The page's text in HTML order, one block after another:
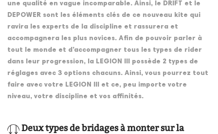
une qualité en vague incomparable. Ainsi, le DRIFT et le
DEPOWER sont les éléments clés de ce nouveau kite qui
ravira les experts de la discipline et rassurera et
accompagnera les plus novices. Afin de pouvoir parler à
tout le monde et d’accompagner tous les types de rider
dans leur progression, la LEGION III possède 2 types de
réglages avec 3 options chacuns. Ainsi, vous pourrez tout
faire avec votre LEGION III et ce, peu importe votre
niveau, votre discipline et vos affinités.
Deux types de bridages à monter sur la